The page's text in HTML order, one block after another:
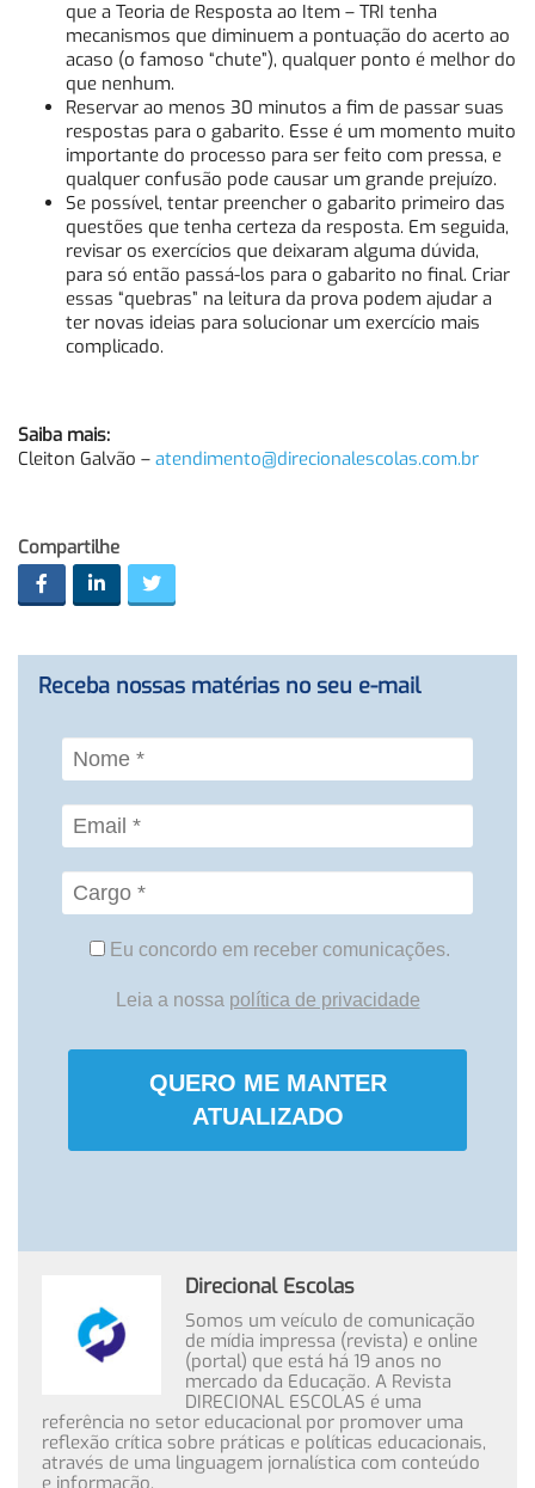
que a Teoria de Resposta ao Item – TRI tenha
mecanismos que diminuem a pontuação do acerto ao
acaso (o famoso “chute”), qualquer ponto é melhor do
que nenhum.
Reservar ao menos 30 minutos a fim de passar suas
respostas para o gabarito. Esse é um momento muito
importante do processo para ser feito com pressa, e
qualquer confusão pode causar um grande prejuízo.
Se possível, tentar preencher o gabarito primeiro das
questões que tenha certeza da resposta. Em seguida,
revisar os exercícios que deixaram alguma dúvida,
para só então passá-los para o gabarito no final. Criar
essas “quebras” na leitura da prova podem ajudar a
ter novas ideias para solucionar um exercício mais
complicado.
Saiba mais:
Cleiton Galvão – atendimento@direcionalescolas.com.br
Compartilhe
Receba nossas matérias no seu e-mail
Eu concordo em receber comunicações.
Leia a nossa política de privacidade
QUERO ME MANTER
ATUALIZADO
Direcional Escolas
Somos um veículo de comunicação
de mídia impressa (revista) e online
(portal) que está há 19 anos no
mercado da Educação. A Revista
DIRECIONAL ESCOLAS é uma
referência no setor educacional por promover uma
reflexão crítica sobre práticas e políticas educacionais,
através de uma linguagem jornalística com conteúdo
e informação.